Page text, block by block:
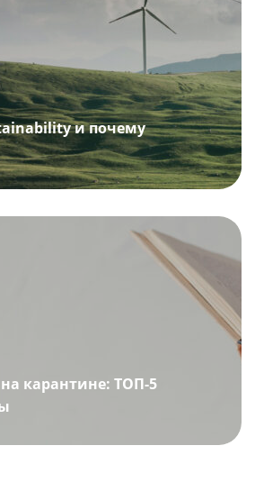
и почему
карантине: ТОП-5